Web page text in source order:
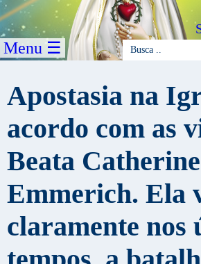
Menu ☰
Apostasia na
acordo com as
Beata Catherine
Emmerich. Ela
claramente nos